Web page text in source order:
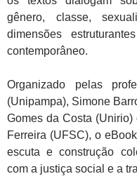
gênero, classe,
dimensões
contemporâneo.
Organizado pelas
(Unipampa), Simone
Gomes da Costa
Ferreira (UFSC), o
escuta e construção
com a justiça social e a